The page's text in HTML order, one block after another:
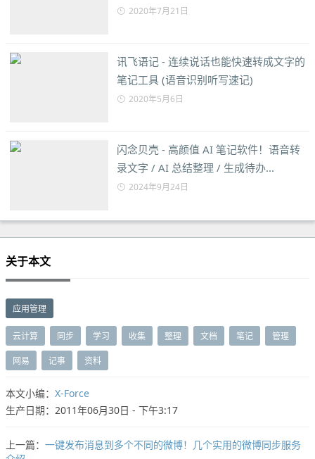
2020年7月21日
讯飞语记 - 连续说话也能快速转成文字的
笔记工具 (语音识别听写速记)
2020年5月6日
闪念贝壳 - 高颜值 AI 笔记软件！语音转
录文字 / AI 总结整理 / 生成待办...
2024年9月24日
关于本文
应用管理
云计算 同步 学习 收集 整理 文档 笔记 管理
网易 记事 资料
本文小编： X-Force
生产日期：2011年06月30日 - 下午3:17
上一篇： 一键发布消息到多个不同的微博！几个实用的微博同步服务